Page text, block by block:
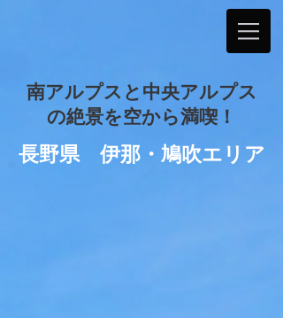
長野県 伊那・鳩吹エリア
南アルプスと中央アルプス
の絶景を空から満喫！